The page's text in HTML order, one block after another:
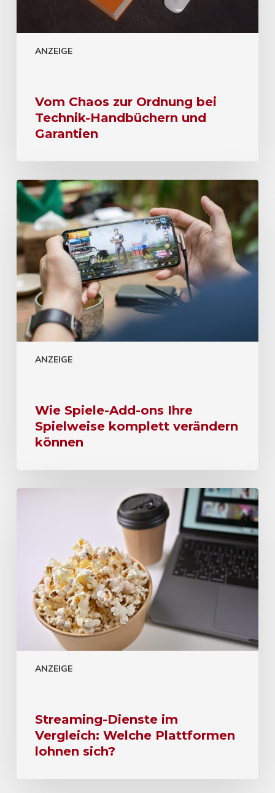
ANZEIGE
Vom Chaos zur Ordnung bei
Technik-Handbüchern und
Garantien
ANZEIGE
Wie Spiele-Add-ons Ihre
Spielweise komplett verändern
können
ANZEIGE
Streaming-Dienste im
Vergleich: Welche Plattformen
lohnen sich?